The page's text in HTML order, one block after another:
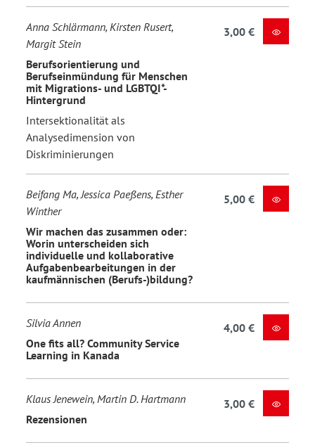
Anna Schlärmann, Kirsten Rusert,
Margit Stein
Berufsorientierung und
Berufseinmündung für Menschen
mit Migrations- und LGBTQI*-
Hintergrund
Intersektionalität als
Analysedimension von
Diskriminierungen
3,00 €
Beifang Ma, Jessica Paeßens, Esther
Winther
Wir machen das zusammen oder:
Worin unterscheiden sich
individuelle und kollaborative
Aufgabenbearbeitungen in der
kaufmännischen (Berufs-)bildung?
5,00 €
Silvia Annen
One fits all? Community Service
Learning in Kanada
4,00 €
Klaus Jenewein, Martin D. Hartmann
Rezensionen
3,00 €